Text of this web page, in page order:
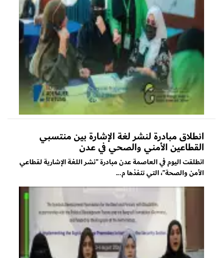
انطلاق مبادرة لنشر لغة الإشارة بين منتسبي
القطاعين الأمني والصحي في عدن
انطلقت اليوم في العاصمة عدن مبادرة "نشر اللغة الإشارية لقطاعي
الأمن والصحة"، التي تنفذها م...